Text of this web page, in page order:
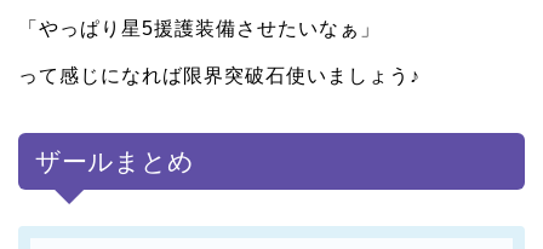
「やっぱり星5援護装備させたいなぁ」
って感じになれば限界突破石使いましょう♪
ザールまとめ